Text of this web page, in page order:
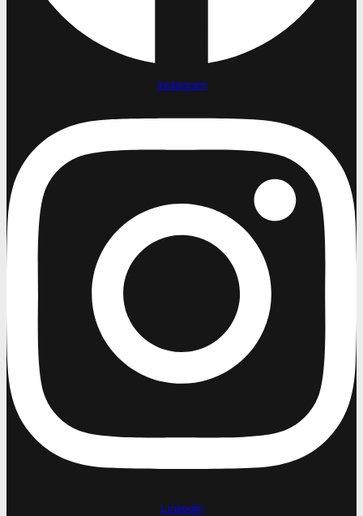
Instagram
Linkedin